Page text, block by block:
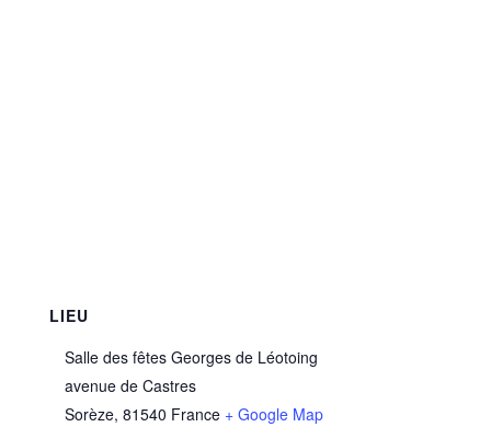
LIEU
Salle des fêtes Georges de Léotoing
avenue de Castres
Sorèze, 81540 France + Google Map